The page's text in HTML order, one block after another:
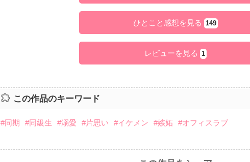
ひとこと感想を見る 149
レビューを見る 1
この作品のキーワード
#同期 #同級生 #溺愛 #片思い #イケメン #嫉妬 #オフィスラブ